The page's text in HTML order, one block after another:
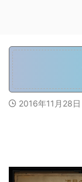
2016年11月28日